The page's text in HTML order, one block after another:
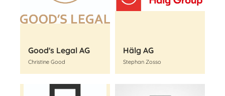
Good's Legal AG
Christine Good
Hälg AG
Stephan Zosso